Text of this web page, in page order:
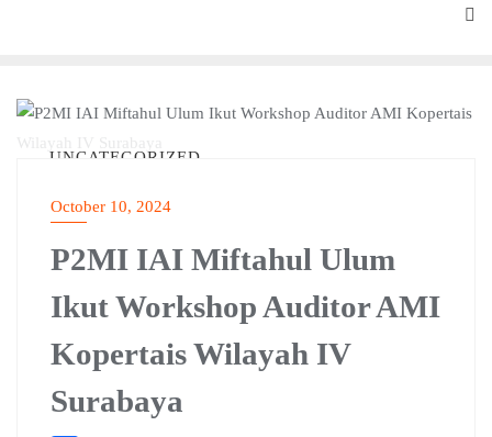
UNCATEGORIZED
October 10, 2024
P2MI IAI Miftahul Ulum
Ikut Workshop Auditor AMI
Kopertais Wilayah IV
Surabaya